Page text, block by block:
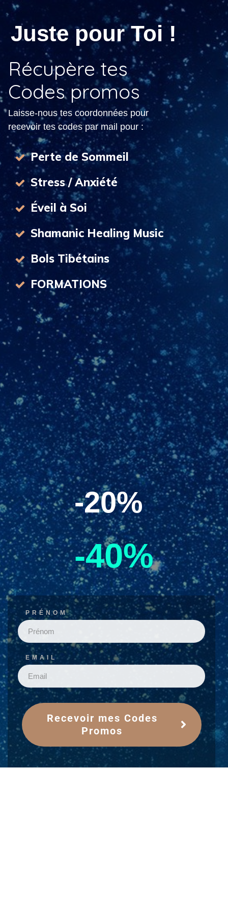
Juste pour Toi !
Récupère tes
Codes promos
Laisse-nous tes coordonnées pour
recevoir tes codes par mail pour :
Perte de Sommeil
Stress / Anxiété
Éveil à Soi
Shamanic Healing Music
Bols Tibétains
FORMATIONS
-20%
-40%
PRÉNOM
EMAIL
Recevoir mes Codes
Promos